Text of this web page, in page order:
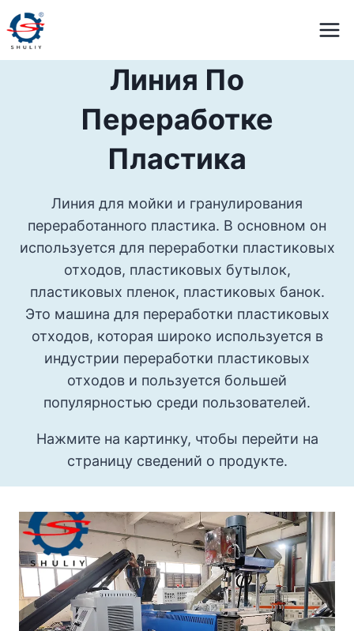
Перейти
к
содержимому
Линия По
Переработке
Пластика
Линия для мойки и гранулирования
переработанного пластика. В основном он
используется для переработки пластиковых
отходов, пластиковых бутылок,
пластиковых пленок, пластиковых банок.
Это машина для переработки пластиковых
отходов, которая широко используется в
индустрии переработки пластиковых
отходов и пользуется большей
популярностью среди пользователей.
Нажмите на картинку, чтобы перейти на
страницу сведений о продукте.